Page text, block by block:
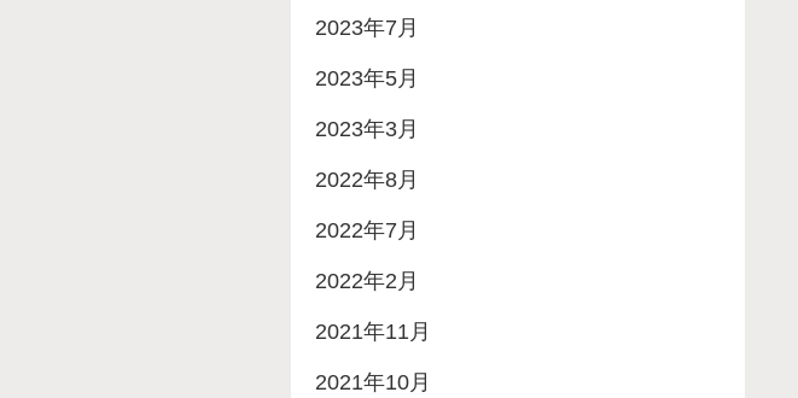
2023年7月
2023年5月
2023年3月
2022年8月
2022年7月
2022年2月
2021年11月
2021年10月